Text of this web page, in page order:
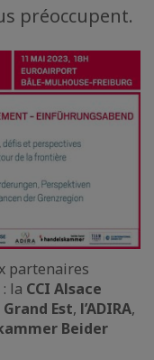
préoccupent.
partenaires
la CCI Alsace
Est, l’ADIRA,
Beider